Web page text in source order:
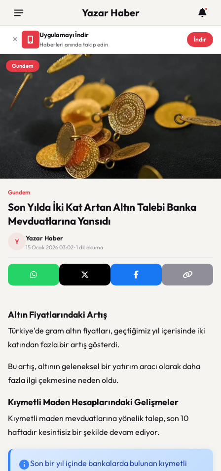
Yazar Haber
Uygulamayı İndir
Haberleri anında takip edin
İndir
Gundem
Gundem
Son Yılda İki Kat Artan Altın Talebi Banka
Mevduatlarına Yansıdı
Y Yazar Haber
15 Ocak 2026 03:02 · 1 dk okuma
Altın Fiyatlarındaki Artış
Türkiye'de gram altın fiyatları, geçtiğimiz yıl içerisinde iki
katından fazla bir artış gösterdi.
Bu artış, altının geleneksel bir yatırım aracı olarak daha
fazla ilgi çekmesine neden oldu.
Kıymetli Maden Hesaplarındaki Gelişmeler
Kıymetli maden mevduatlarına yönelik talep, son 10
haftadır kesintisiz bir şekilde devam ediyor.
Son bir yıl içinde bankalarda bulunan kıymetli